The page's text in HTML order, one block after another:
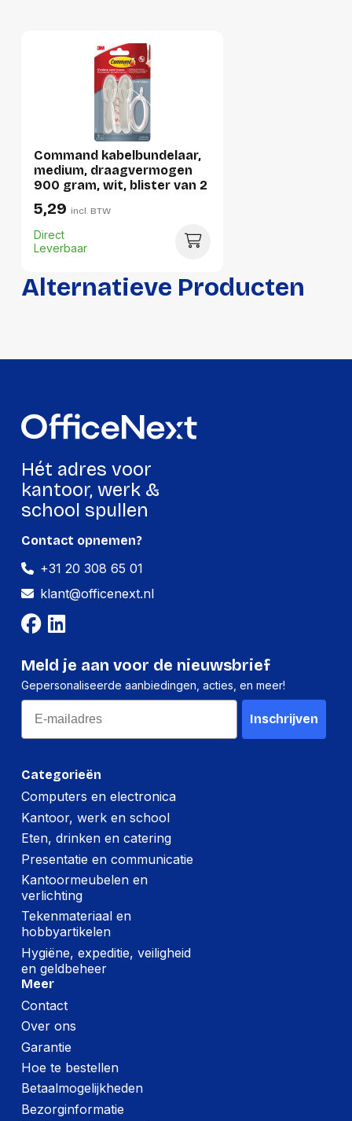
Alternatieve Producten
Command kabelbundelaar,
medium, draagvermogen
900 gram, wit, blister van 2
5,29 incl. BTW
Direct
Leverbaar
Hét adres voor
kantoor, werk &
school spullen
Categorieën
Computers en electronica
Kantoor, werk en school
Eten, drinken en catering
Presentatie en communicatie
Kantoormeubelen en
verlichting
Tekenmateriaal en
hobbyartikelen
Hygiëne, expeditie, veiligheid
en geldbeheer
Meer
Contact
Over ons
Garantie
Hoe te bestellen
Betaalmogelijkheden
Bezorginformatie
Contact opnemen?
+31 20 308 65 01
klant@officenext.nl
Meld je aan voor de nieuwsbrief
Gepersonaliseerde aanbiedingen, acties, en meer!
Email
Inschrijven